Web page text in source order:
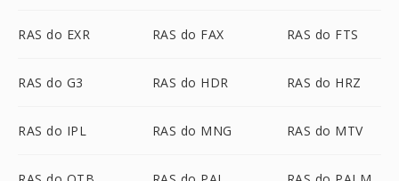
RAS do EXR RAS do FAX RAS do FTS
RAS do G3 RAS do HDR RAS do HRZ
RAS do IPL RAS do MNG RAS do MTV